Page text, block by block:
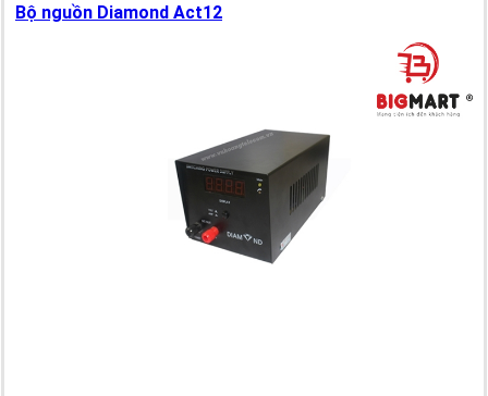
Bộ nguồn Diamond Act12